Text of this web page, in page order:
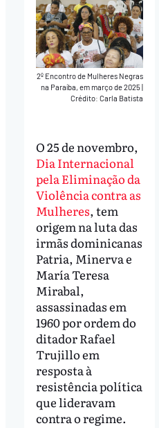
2º Encontro de Mulheres Negras
na Paraíba, em março de 2025|
Crédito: Carla Batista
O 25 de novembro,
Dia Internacional
pela Eliminação da
Violência contra as
Mulheres, tem
origem na luta das
irmãs dominicanas
Patria, Minerva e
María Teresa
Mirabal,
assassinadas em
1960 por ordem do
ditador Rafael
Trujillo em
resposta à
resistência política
que lideravam
contra o regime.